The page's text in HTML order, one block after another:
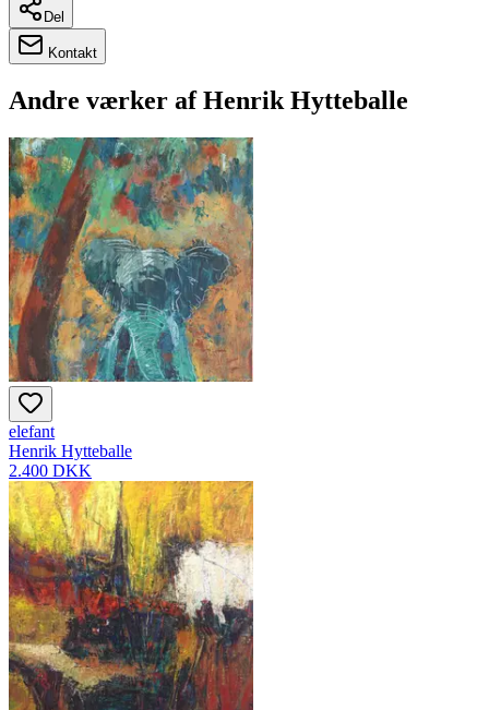
Del
Kontakt
Andre værker afHenrik Hytteballe
elefant
Henrik Hytteballe
2.400 DKK